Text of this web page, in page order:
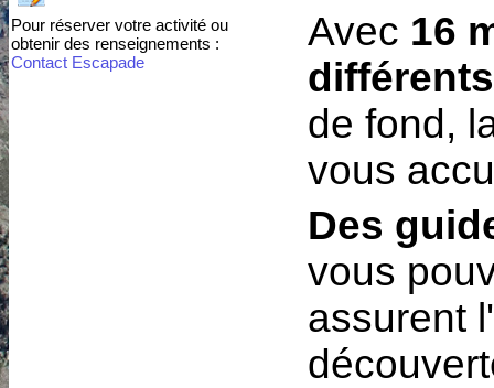
Pour réserver votre activité ou
obtenir des renseignements :
Contact Escapade
Avec 16
de fond,
vous
Des
vous
assurent